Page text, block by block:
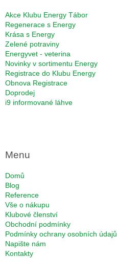
Akce Klubu Energy Tábor
Regenerace s Energy
Krása s Energy
Zelené potraviny
Energyvet - veterina
Novinky v sortimentu Energy
Registrace do Klubu Energy
Obnova Registrace
Doprodej
i9 informované láhve
Menu
Domů
Blog
Reference
Vše o nákupu
Klubové členství
Obchodní podmínky
Podmínky ochrany osobních údajů
Napište nám
Kontakty